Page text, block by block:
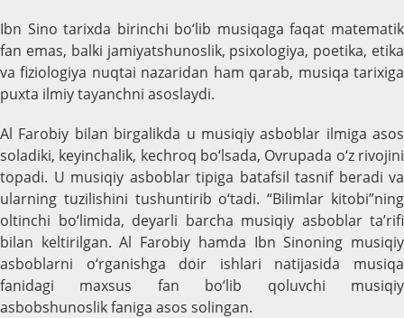
Ibn Sino tarixda birinchi bo‘lib musiqaga faqat matematik
fan emas, balki jamiyatshunoslik, psixologiya, poetika, etika
va fiziologiya nuqtai nazaridan ham qarab, musiqa tarixiga
puxta ilmiy tayanchni asoslaydi.
Al Farobiy bilan birgalikda u musiqiy asboblar ilmiga asos
soladiki, keyinchalik, kechroq bo‘lsada, Ovrupada o‘z rivojini
topadi. U musiqiy asboblar tipiga batafsil tasnif beradi va
ularning tuzilishini tushuntirib o‘tadi. “Bilimlar kitobi”ning
oltinchi bo‘limida, deyarli barcha musiqiy asboblar ta’rifi
bilan keltirilgan. Al Farobiy hamda Ibn Sinoning musiqiy
asboblarni o‘rganishga doir ishlari natijasida musiqa
fanidagi maxsus fan bo‘lib qoluvchi musiqiy
asbobshunoslik faniga asos solingan.